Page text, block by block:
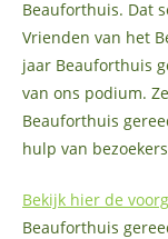
Beauforthuis. Dat
Vrienden van het
jaar Beauforthuis
van ons podium.
Beauforthuis
hulp van
Bekijk hier de
Beauforthuis